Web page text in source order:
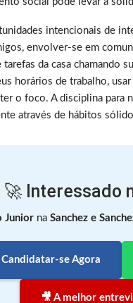
intencionais de
envolver-se em
da casa chamando
horários de trabalho,
o foco. A disciplina para
através de hábitos
🚀 Interessado
Junior na Sanchez e
Candidatar-se Agora
🎥 A melhor